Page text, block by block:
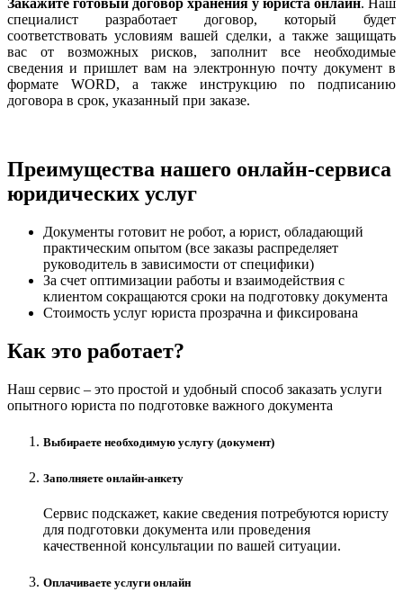
специалист разработает договор, который будет
соответствовать условиям вашей сделки, а также защищать
вас от возможных рисков, заполнит все необходимые
сведения и пришлет вам на электронную почту документ в
формате WORD, а также инструкцию по подписанию
договора в срок, указанный при заказе.
Преимущества нашего онлайн-сервиса
юридических услуг
Документы готовит не робот, а юрист, обладающий
практическим опытом (все заказы распределяет
руководитель в зависимости от специфики)
За счет оптимизации работы и взаимодействия с
клиентом сокращаются сроки на подготовку документа
Стоимость услуг юриста прозрачна и фиксирована
Как это работает?
Наш сервис – это простой и удобный способ заказать услуги
опытного юриста по подготовке важного документа
Выбираете необходимую услугу (документ)
Заполняете онлайн-анкету
Сервис подскажет, какие сведения потребуются юристу
для подготовки документа или проведения
качественной консультации по вашей ситуации.
Оплачиваете услуги онлайн